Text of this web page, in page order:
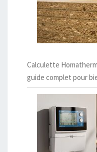
Calculette
guide complet pour